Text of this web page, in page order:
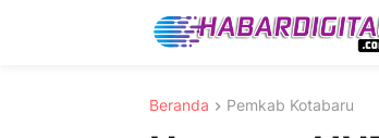
Beranda Pemkab Kotabaru